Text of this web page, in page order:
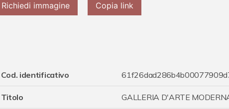
Richiedi immagine Copia link
Cod. identificativo
Titolo GALLERIA D'ARTE